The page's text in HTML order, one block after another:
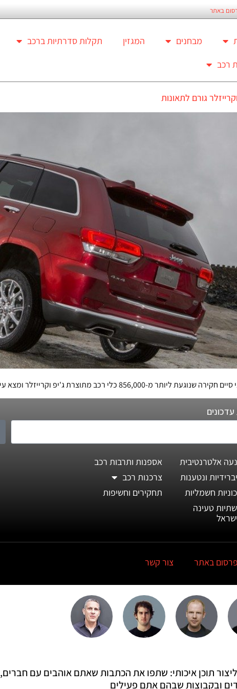
באתר
מבחנים המגזין תקלות סדרתיות ברכב
רכב
גורם לתאונות
מתוצרת ג'יפ וקרייזלר ומצא עיצוב בעייתי של בורר ההילוכים
אלטרנטיבית
ונטענות
חשמליות
טעינה
אספנות ותרבות רכב
צרכנות רכב
תחקירים וחשיפות
פרסום באתר צור קשר
תוכן איכותי: שתפו את הכתבות שאתם אוהבים עם חברים,
ובקבוצות שבהם אתם פעילים